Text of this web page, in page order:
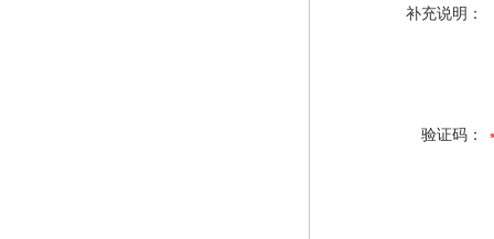
补充说明：
验证码：